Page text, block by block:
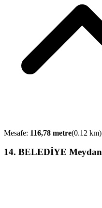
Mesafe: 116,78 metre(0.12 km)
14. BELEDİYE Meydan